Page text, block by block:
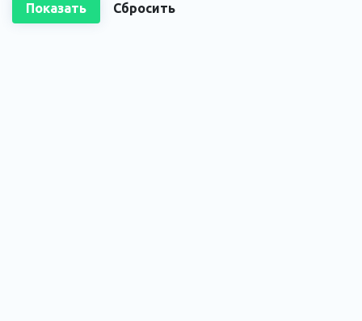
Показать Сбросить